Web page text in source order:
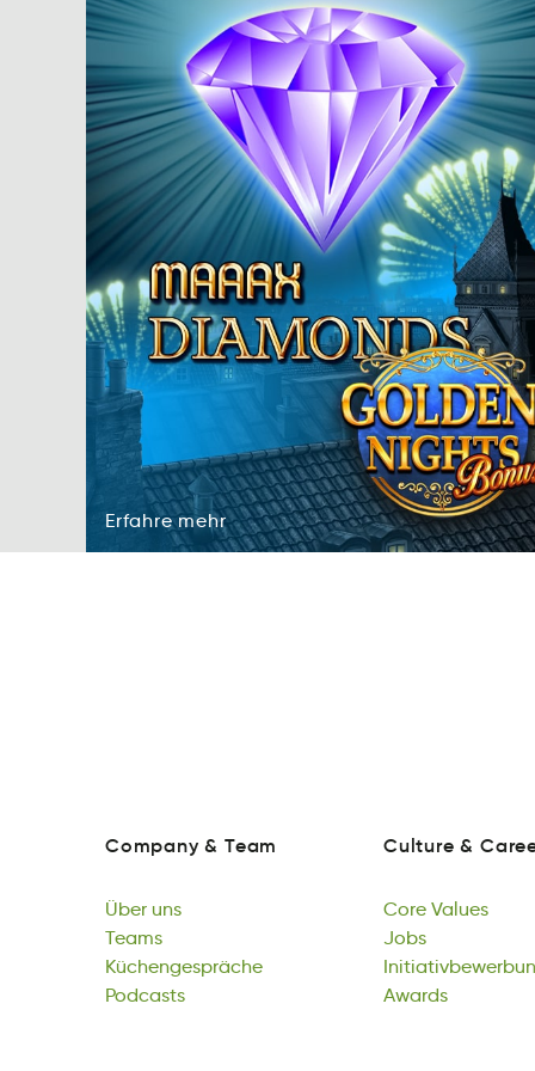
Erfahre
aeEhrfr
Erfahre
mehr
hmer
mehr
Company & Team
Über
Über
uns
uns
Tesam
Teams
Küchengespräche
ergsnüächpceehK
Küchengespräche
Podcasts
stPacods
Podcasts
Culture &
Core
Core
Values
Values
oJsb
Jobs
Awards
darAws
Awards